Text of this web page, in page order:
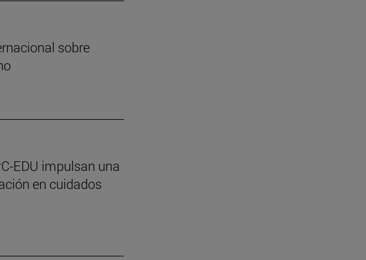
sobre
EDU impulsan una
en cuidados